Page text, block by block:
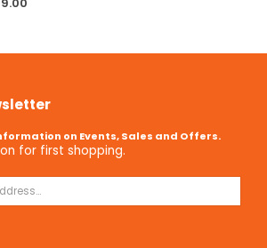
on Events, Sales and Offers.
for first shopping.